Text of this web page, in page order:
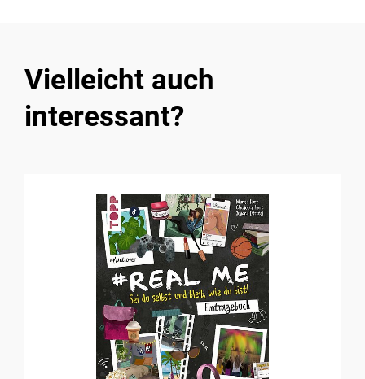
Vielleicht auch
interessant?